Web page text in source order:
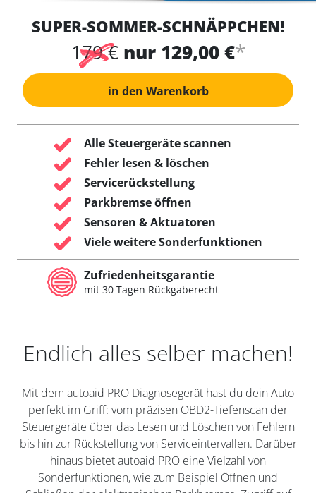
SUPER-SOMMER-SCHNÄPPCHEN!
179 € nur 129,00 €*
in den Warenkorb
Alle Steuergeräte scannen
Fehler lesen & löschen
Servicerückstellung
Parkbremse öffnen
Sensoren & Aktuatoren
Viele weitere Sonderfunktionen
Zufriedenheitsgarantie
mit 30 Tagen Rückgaberecht
Endlich alles selber machen!
Mit dem autoaid PRO Diagnosegerät hast du dein Auto
perfekt im Griff: vom präzisen OBD2-Tiefenscan der
Steuergeräte über das Lesen und Löschen von Fehlern
bis hin zur Rückstellung von Serviceintervallen. Darüber
hinaus bietet autoaid PRO eine Vielzahl von
Sonderfunktionen, wie zum Beispiel Öffnen und